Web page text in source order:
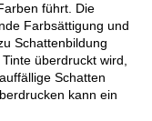
führt. Die
Farbsättigung und
Schattenbildung
überdruckt wird,
Schatten
kann ein